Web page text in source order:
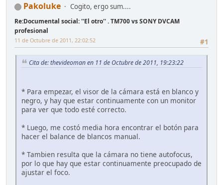
Pakoluke Cogito, ergo sum....
Re:Documental social: ''El otro'' . TM700 vs SONY DVCAM
profesional
#1
11 de Octubre de 2011, 22:02:52
Cita de: thevideoman en 11 de Octubre de 2011, 19:23:22
* Para empezar, el visor de la cámara está en blanco y
negro, y hay que estar continuamente con un monitor
para ver que todo esté correcto.
* Luego, me costó media hora encontrar el botón para
hacer el balance de blancos manual.
* Tambien resulta que la cámara no tiene autofocus,
por lo que hay que estar continuamente preocupado de
ajustar el foco.